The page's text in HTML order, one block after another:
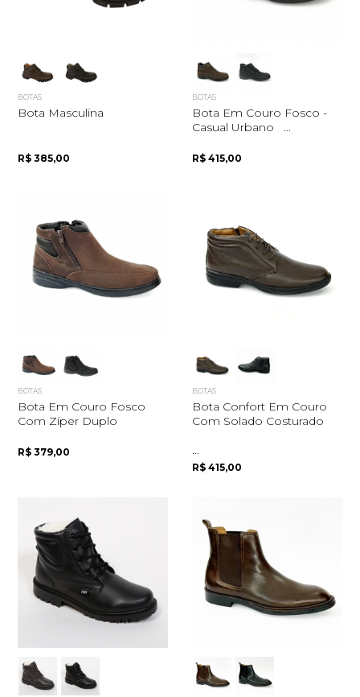
BOTAS
Bota Masculina
R$ 385,00
BOTAS
Bota Em Couro Fosco -
Casual Urbano ...
R$ 415,00
BOTAS
Bota Em Couro Fosco
Com Zíper Duplo
R$ 379,00
BOTAS
Bota Confort Em Couro
Com Solado Costurado
...
R$ 415,00